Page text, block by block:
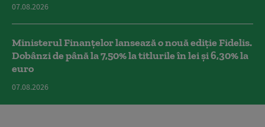
07.08.2026
Ministerul Finanțelor lansează o nouă ediție Fidelis.
Dobânzi de până la 7,50% la titlurile în lei și 6,30% la
euro
07.08.2026